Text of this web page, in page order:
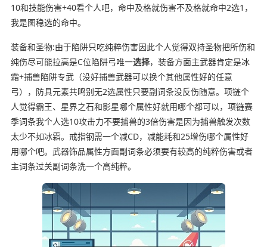
10和技能伤害+40看个人吧，命中及格就伤害不及格就命中2选1，
我是图稳选的命中。
装备和圣物:由于陷阱只吃纯粹伤害因此个人觉得双持圣物把所伤和
纯伤尽可能拉高是C位陷阱弓唯一选择，装备方面主武器肯定是冰
霜+捕兽陷阱专武（没好捕兽武器可以换个其他属性好的任意
弓），防具元素共鸣别无2选属性只要副词条没反伤随意。项链个
人觉得霸王、星界之石和影星哪个属性好就用哪个都可以，项链赛
季词条我个人选10攻击力不要捕兽的3倍伤害是因为捕兽触发次数
太少不如冰霜。戒指钢需一个减CD，减能耗和25增伤哪个属性好
用哪个吧。武器饰品属性方面副词条必须要有较高的纯粹伤害或者
主词条过关副词条洗一个高纯粹。